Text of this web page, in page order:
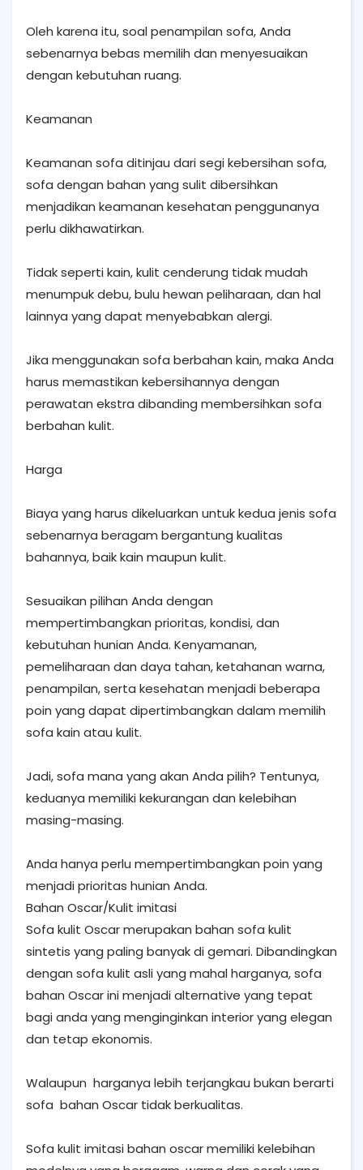
Oleh karena itu, soal penampilan sofa, Anda
sebenarnya bebas memilih dan menyesuaikan
dengan kebutuhan ruang.
Keamanan
Keamanan sofa ditinjau dari segi kebersihan sofa,
sofa dengan bahan yang sulit dibersihkan
menjadikan keamanan kesehatan penggunanya
perlu dikhawatirkan.
Tidak seperti kain, kulit cenderung tidak mudah
menumpuk debu, bulu hewan peliharaan, dan hal
lainnya yang dapat menyebabkan alergi.
Jika menggunakan sofa berbahan kain, maka Anda
harus memastikan kebersihannya dengan
perawatan ekstra dibanding membersihkan sofa
berbahan kulit.
Harga
Biaya yang harus dikeluarkan untuk kedua jenis sofa
sebenarnya beragam bergantung kualitas
bahannya, baik kain maupun kulit.
Sesuaikan pilihan Anda dengan
mempertimbangkan prioritas, kondisi, dan
kebutuhan hunian Anda. Kenyamanan,
pemeliharaan dan daya tahan, ketahanan warna,
penampilan, serta kesehatan menjadi beberapa
poin yang dapat dipertimbangkan dalam memilih
sofa kain atau kulit.
Jadi, sofa mana yang akan Anda pilih? Tentunya,
keduanya memiliki kekurangan dan kelebihan
masing-masing.
Anda hanya perlu mempertimbangkan poin yang
menjadi prioritas hunian Anda.
Bahan Oscar/Kulit imitasi
Sofa kulit Oscar merupakan bahan sofa kulit
sintetis yang paling banyak di gemari. Dibandingkan
dengan sofa kulit asli yang mahal harganya, sofa
bahan Oscar ini menjadi alternative yang tepat
bagi anda yang menginginkan interior yang elegan
dan tetap ekonomis.
Walaupun harganya lebih terjangkau bukan berarti
sofa bahan Oscar tidak berkualitas.
Sofa kulit imitasi bahan oscar memiliki kelebihan